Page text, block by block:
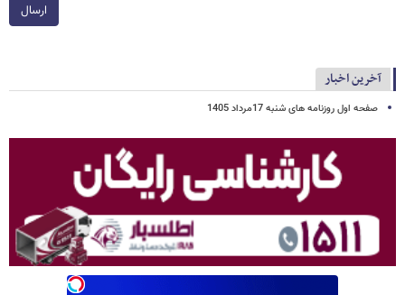
ارسال
آخرین اخبار
صفحه اول روزنامه های شنبه 17مرداد 1405